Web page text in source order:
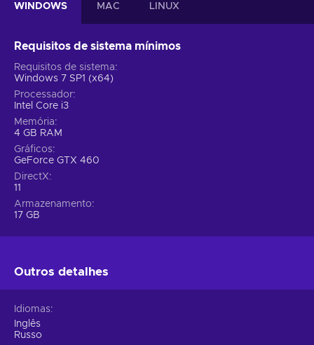
WINDOWS MAC LINUX
Requisitos de sistema mínimos
Requisitos de sistema
Windows 7 SP1 (x64)
Processador
Intel Core i3
Memória
4 GB RAM
Gráficos
GeForce GTX 460
DirectX
11
Armazenamento
17 GB
Outros detalhes
Idiomas
Inglês
Russo